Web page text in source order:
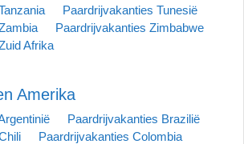
Paardrijvakanties Tunesië
Paardrijvakanties Zimbabwe
Afrika
Amerika
Paardrijvakanties Brazilië
Paardrijvakanties Colombia